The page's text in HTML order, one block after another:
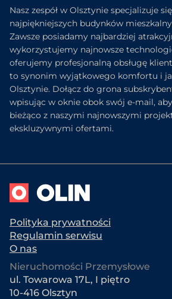
Nasz zespół w Olsztynie specjalizuje
najpiękniejszych budynków
Zawsze posiadamy najbardziej
wykorzystujemy najnowsze
oferujemy profesjonalną obsługę
to synonim wyjątkowego komfortu i
Olsztynie. Dołącz do grona
wpisując w oknie obok swój e-mail,
bieżąco z naszymi najnowszymi
ekskluzywnymi ofertami.
Polityka prywatności
Regulamin serwisu
O nas
Nieruchomości Przemysłowe
ul. Towarowa 17L, I piętro
10-416 Olsztyn